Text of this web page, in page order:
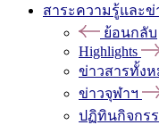
สาระความรู้และข่
ย้อนกลับ
Highlights
ข่าวสารทั้ง
ข่าวจุฬาฯ
ปฏิทินกิจกร